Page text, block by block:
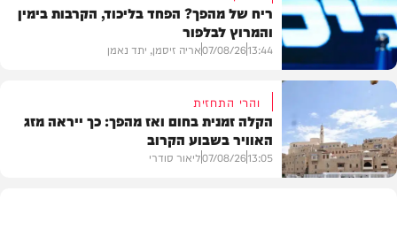
בארץ
פוליטי
ריח של מהפך? הפחד בליכוד, הקרבות בימין
והמרוץ לבלפור
13:44
07/08/26אריה זיסמן, יתד נאמן
והרי התחזית
הקלה זמנית בחום ואז מהפך: כך ייראה מזג
האוויר בשבוע הקרוב
13:05
07/08/26ליאור סודרי